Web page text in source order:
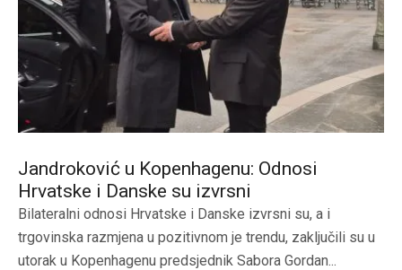
Jandroković u Kopenhagenu: Odnosi
Hrvatske i Danske su izvrsni
Bilateralni odnosi Hrvatske i Danske izvrsni su, a i
trgovinska razmjena u pozitivnom je trendu, zaključili su u
utorak u Kopenhagenu predsjednik Sabora Gordan...